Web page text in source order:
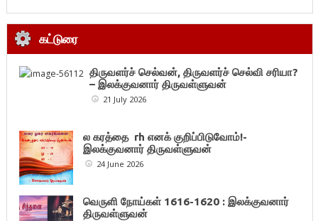
கட்டுரை
திருவளர்ச் செல்வன், திருவளர்ச் செல்வி சரியா?
– இலக்குவனார் திருவள்ளுவன்
21 July 2026
ல கரத்தை rh எனக் குறிப்பிடுவோம்!-
இலக்குவனார் திருவள்ளுவன்
24 June 2026
வெருளி நோய்கள் 1616-1620 : இலக்குவனார்
திருவள்ளுவன்